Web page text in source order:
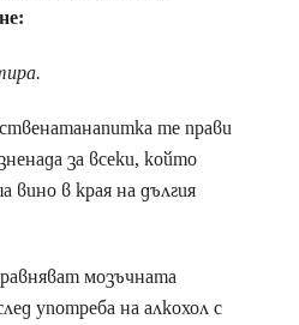
те прави
за всеки, който
вино в края на дългия
мозъчната
употреба на алкохол с